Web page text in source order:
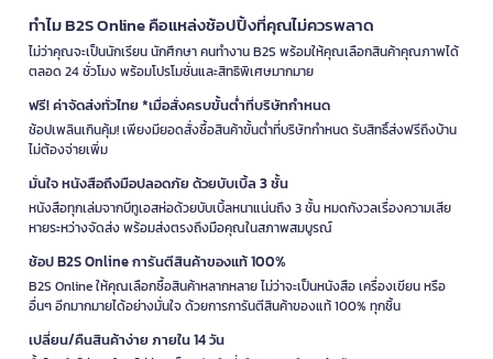
ทำไม B2S Online คือแหล่งช้อปปิ้งที่คุณไม่ควรพลาด
ไม่ว่าคุณจะเป็นนักเรียน นักศึกษา คนทำงาน B2S พร้อมให้คุณเลือกสินค้าคุณภาพได้
ตลอด 24 ชั่วโมง พร้อมโปรโมชั่นและสิทธิพิเศษมากมาย
ฟรี! ค่าจัดส่งทั่วไทย *เมื่อสั่งครบขั้นต่ำที่บริษัทกำหนด
ช้อปเพลินเกินคุ้ม! เพียงมียอดสั่งซื้อสินค้าขั้นต่ำที่บริษัทกำหนด รับสิทธิ์ส่งฟรีถึงบ้าน
ไม่ต้องจ่ายเพิ่ม
มั่นใจ หนังสือถึงมือปลอดภัย ด้วยบับเบิ้ล 3 ชั้น
หนังสือทุกเล่มจากบีทูเอสห่อด้วยบับเบิ้ลหนาแน่นถึง 3 ชั้น หมดกังวลเรื่องความเสีย
หายระหว่างจัดส่ง พร้อมส่งตรงถึงมือคุณในสภาพสมบูรณ์
ช้อป B2S Online การันตีสินค้าของแท้ 100%
B2S Online ให้คุณเลือกซื้อสินค้าหลากหลาย ไม่ว่าจะเป็นหนังสือ เครื่องเขียน หรือ
อื่นๆ อีกมากมายได้อย่างมั่นใจ ด้วยการการันตีสินค้าของแท้ 100% ทุกชิ้น
เปลี่ยน/คืนสินค้าง่าย ภายใน 14 วัน